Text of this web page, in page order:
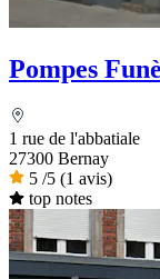
Pompes
1 rue de l'abbatiale
27300 Bernay
5 /5 (1 avis)
top notes